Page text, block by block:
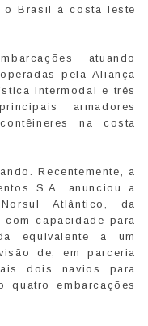
Brasil à costa leste
atuando
pela Aliança
Intermodal e três
armadores
na costa
Recentemente, a
S.A. anunciou a
Atlântico, da
com capacidade para
equivalente a um
de, em parceria
dois navios para
quatro embarcações